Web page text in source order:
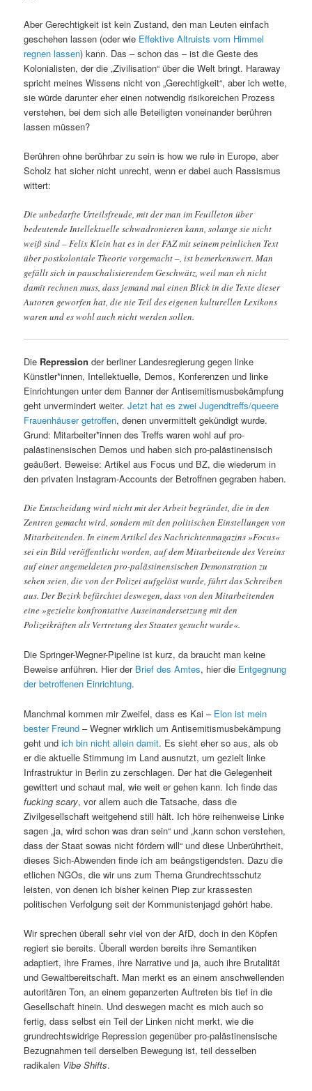
Aber Gerechtigkeit ist kein Zustand, den man Leuten einfach
geschehen lassen (oder wie Effektive Altruists vom Himmel
regnen lassen) kann. Das – schon das – ist die Geste des
Kolonialisten, der die „Zivilisation“ über die Welt bringt. Haraway
spricht meines Wissens nicht von „Gerechtigkeit“, aber ich wette,
sie würde darunter eher einen notwendig risikoreichen Prozess
verstehen, bei dem sich alle Beteiligten voneinander berühren
lassen müssen?
Berühren ohne berührbar zu sein is how we rule in Europe, aber
Scholz hat sicher nicht unrecht, wenn er dabei auch Rassismus
wittert:
Die unbedarfte Urteilsfreude, mit der man im Feuilleton über
bedeutende Intellektuelle schwadronieren kann, solange sie nicht
weiß sind – Felix Klein hat es in der FAZ mit seinem peinlichen Text
über postkoloniale Theorie vorgemacht –, ist bemerkenswert. Man
gefällt sich in pauschalisierendem Geschwätz, weil man eh nicht
damit rechnen muss, dass jemand mal einen Blick in die Texte dieser
Autoren geworfen hat, die nie Teil des eigenen kulturellen Lexikons
waren und es wohl auch nicht werden sollen.
Die Repression der berliner Landesregierung gegen linke
Künstler*innen, Intellektuelle, Demos, Konferenzen und linke
Einrichtungen unter dem Banner der Antisemitismusbekämpfung
geht unvermindert weiter.Jetzt hat es zwei Jugendtreffs/queere
Frauenhäuser getroffen, denen unvermittelt gekündigt wurde.
Grund: Mitarbeiter*innen des Treffs waren wohl auf pro-
palästinensischen Demos und haben sich pro-palästinensisch
geäußert. Beweise: Artikel aus Focus und BZ, die wiederum in
den privaten Instagram-Accounts der Betroffnen gegraben haben.
Die Entscheidung wird nicht mit der Arbeit begründet, die in den
Zentren gemacht wird, sondern mit den politischen Einstellungen von
Mitarbeitenden. In einem Artikel des Nachrichtenmagazins »Focus«
sei ein Bild veröffentlicht worden, auf dem Mitarbeitende des Vereins
auf einer angemeldeten pro-palästinensischen Demonstration zu
sehen seien, die von der Polizei aufgelöst wurde, führt das Schreiben
aus. Der Bezirk befürchtet deswegen, dass von den Mitarbeitenden
eine »gezielte konfrontative Auseinandersetzung mit den
Polizeikräften als Vertretung des Staates gesucht wurde«.
Die Springer-Wegner-Pipeline ist kurz, da braucht man keine
Beweise anführen. Hier der Brief des Amtes, hier die Entgegnung
der betroffenen Einrichtung.
Manchmal kommen mir Zweifel, dass es Kai – Elon ist mein
bester Freund – Wegner wirklich um Antisemitismusbekämpung
geht undich bin nicht allein damit. Es sieht eher so aus, als ob
er die aktuelle Stimmung im Land ausnutzt, um gezielt linke
Infrastruktur in Berlin zu zerschlagen. Der hat die Gelegenheit
gewittert und schaut mal, wie weit er gehen kann. Ich finde das
fucking scary, vor allem auch die Tatsache, dass die
Zivilgesellschaft weitgehend still hält. Ich höre reihenweise Linke
sagen „ja, wird schon was dran sein“ und „kann schon verstehen,
dass der Staat sowas nicht fördern will“ und diese Unberührtheit,
dieses Sich-Abwenden finde ich am beängstigendsten. Dazu die
etlichen NGOs, die wir uns zum Thema Grundrechtsschutz
leisten, von denen ich bisher keinen Piep zur krassesten
politischen Verfolgung seit der Kommunistenjagd gehört habe.
Wir sprechen überall sehr viel von der AfD, doch in den Köpfen
regiert sie bereits. Überall werden bereits ihre Semantiken
adaptiert, ihre Frames, ihre Narrative und ja, auch ihre Brutalität
und Gewaltbereitschaft. Man merkt es an einem anschwellenden
autoritären Ton, an einem gepanzerten Auftreten bis tief in die
Gesellschaft hinein. Und deswegen macht es mich auch so
fertig, dass selbst ein Teil der Linken nicht merkt, wie die
grundrechtswidrige Repression gegenüber pro-palästinensische
Bezugnahmen teil derselben Bewegung ist, teil desselben
radikalen Vibe Shifts.